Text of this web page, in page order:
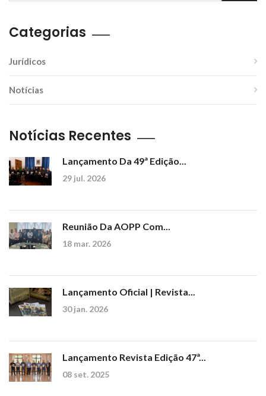
Categorias
Jurídicos
Notícias
Notícias Recentes
Lançamento Da 49ª Edição...
29 jul. 2026
Reunião Da AOPP Com...
18 mar. 2026
Lançamento Oficial | Revista...
30 jan. 2026
Lançamento Revista Edição 47ª...
08 set. 2025